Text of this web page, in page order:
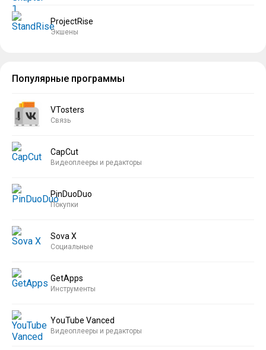
ProjectRise
Экшены
Популярные программы
VTosters
Связь
CapCut
Видеоплееры и редакторы
PinDuoDuo
Покупки
Sova X
Социальные
GetApps
Инструменты
YouTube Vanced
Видеоплееры и редакторы